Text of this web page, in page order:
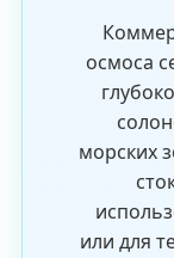
осмоса
морских
или для